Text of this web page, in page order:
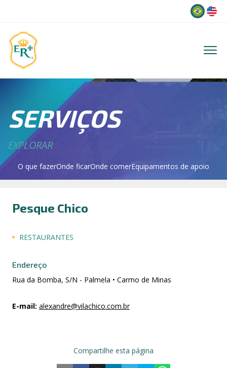
SERVIÇOS
EXPLORAR
O que fazerOnde ficarOnde comerEquipamentos de apoio
Pesque Chico
RESTAURANTES
Endereço
Rua da Bomba, S/N - Palmela • Carmo de Minas
E-mail: alexandre@vilachico.com.br
Compartilhe esta página